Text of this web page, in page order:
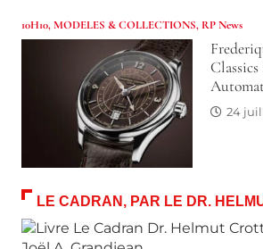
10H10,MODELES & COLLECTIONS, RP News
24
LE CADRAN, PAR LE DR.